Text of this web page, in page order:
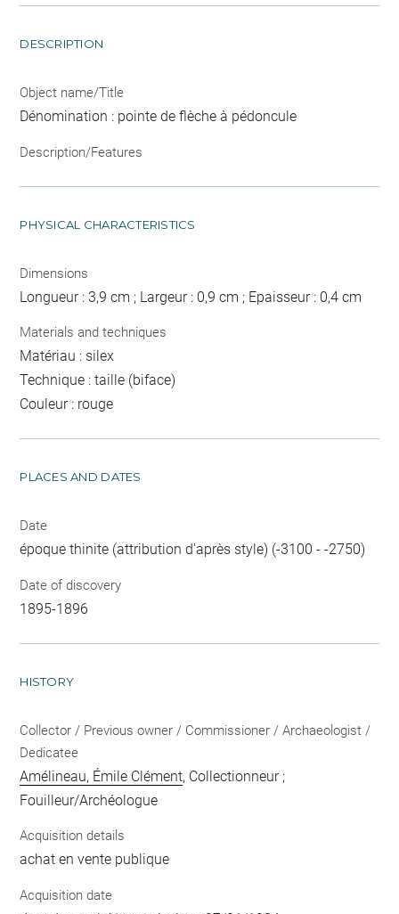
DESCRIPTION
Object name/Title
Dénomination : pointe de flèche à pédoncule
Description/Features
PHYSICAL CHARACTERISTICS
Dimensions
Longueur : 3,9 cm ; Largeur : 0,9 cm ; Epaisseur : 0,4 cm
Materials and techniques
Matériau : silex
Technique : taille (biface)
Couleur : rouge
PLACES AND DATES
Date
époque thinite (attribution d'après style) (-3100 - -2750)
Date of discovery
1895-1896
HISTORY
Collector / Previous owner / Commissioner / Archaeologist /
Dedicatee
Amélineau, Émile Clément, Collectionneur ;
Fouilleur/Archéologue
Acquisition details
achat en vente publique
Acquisition date